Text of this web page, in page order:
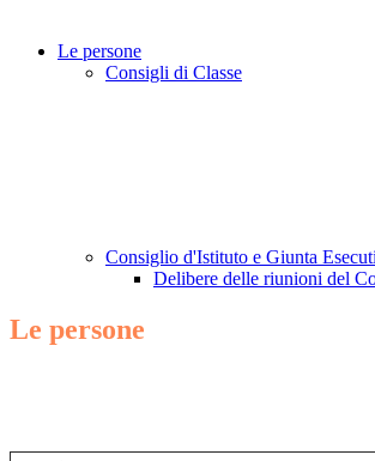
Le persone
Consigli di Classe
Consiglio d'Istituto e Giunta
Delibere delle riunioni del
Le persone